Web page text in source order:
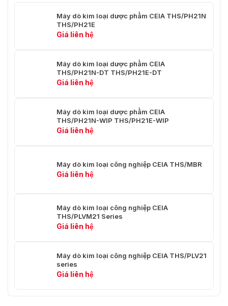
Máy dò kim loại dược phẩm CEIA THS/PH21N
THS/PH21E
Giá liên hệ
Máy dò kim loại dược phẩm CEIA
THS/PH21N-DT THS/PH21E-DT
Giá liên hệ
Máy dò kim loại dược phẩm CEIA
THS/PH21N-WIP THS/PH21E-WIP
Giá liên hệ
Máy dò kim loại công nghiệp CEIA THS/MBR
Giá liên hệ
Máy dò kim loại công nghiệp CEIA
THS/PLVM21 Series
Giá liên hệ
Máy dò kim loại công nghiệp CEIA THS/PLV21
series
Giá liên hệ